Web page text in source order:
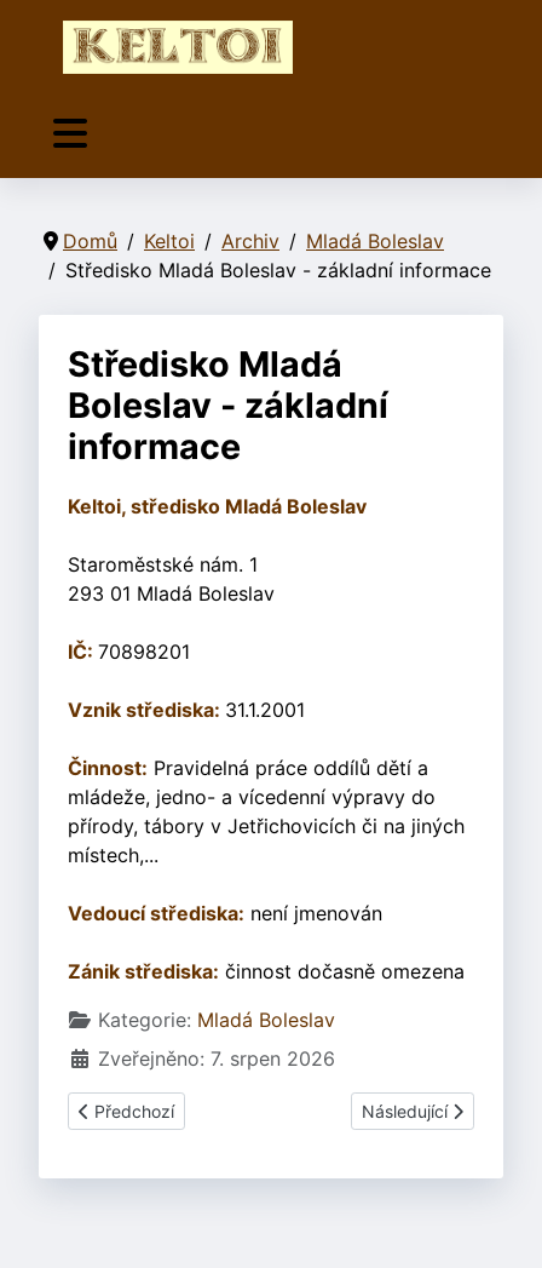
Domů Keltoi Archiv
Mladá Boleslav
Středisko Mladá Boleslav - základní informace
Středisko Mladá
Boleslav - základní
informace
Keltoi, středisko Mladá Boleslav
Staroměstské nám. 1
293 01 Mladá Boleslav
IČ: 70898201
Vznik střediska: 31.1.2001
Činnost: Pravidelná práce oddílů dětí a
mládeže, jedno- a vícedenní výpravy do
přírody, tábory v Jetřichovicích či na jiných
místech,...
Vedoucí střediska: není jmenován
Zánik střediska: činnost dočasně omezena
Základní údaje
Kategorie: Mladá Boleslav
Zveřejněno: 7. srpen 2026
Předchozí článek: Program oddílu dětí duben až červen
Předchozí Další článek:
Následující